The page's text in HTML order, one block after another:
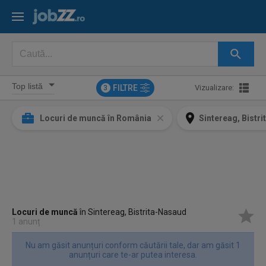
3 FILTRE Vizualizare:
Locuri de muncă în România Sintereag,
Locuri de muncăîn Sintereag, Bistrita-Nasaud
1 anunț
Nu am găsit anunțuri conform căutării tale, dar am găsit 1
anunțuri care te-ar putea interesa.